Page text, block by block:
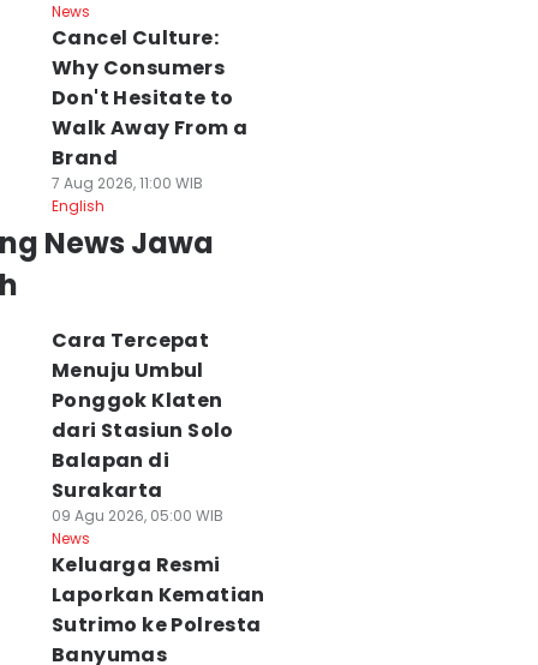
News
Cancel Culture:
Why Consumers
Don't Hesitate to
Walk Away From a
Brand
7 Aug 2026, 11:00 WIB
English
News Jawa
Cara Tercepat
Menuju Umbul
Ponggok Klaten
dari Stasiun Solo
Balapan di
Surakarta
09 Agu 2026, 05:00 WIB
News
Keluarga Resmi
Laporkan Kematian
Sutrimo ke Polresta
Banyumas